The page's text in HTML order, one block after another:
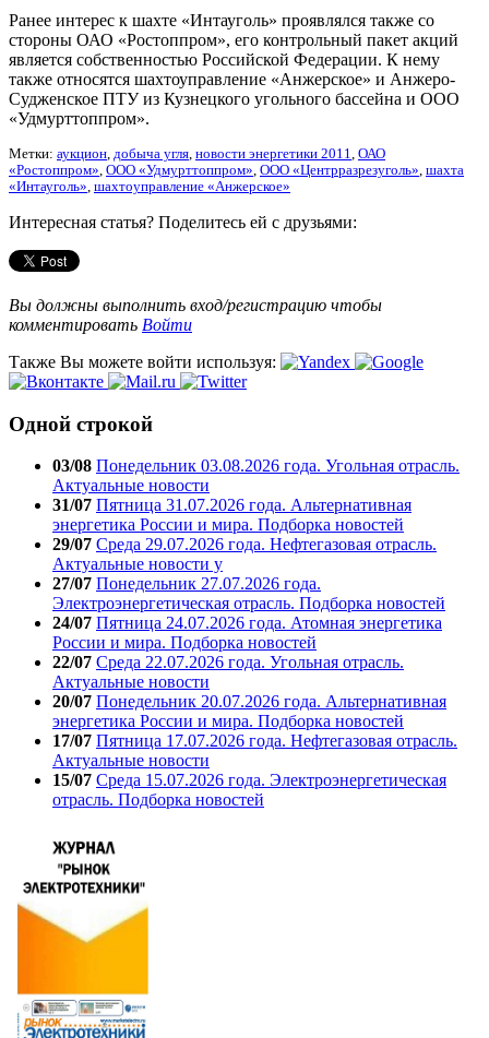
Ранее интерес к шахте «Интауголь» проявлялся также со
стороны ОАО «Ростоппром», его контрольный пакет акций
является собственностью Российской Федерации. К нему
также относятся шахтоуправление «Анжерское» и Анжеро-
Судженское ПТУ из Кузнецкого угольного бассейна и ООО
«Удмурттоппром».
Метки: аукцион, добыча угля, новости энергетики 2011, ОАО
«Ростоппром», ООО «Удмурттоппром», ООО «Центрразрезуголь», шахта
«Интауголь», шахтоуправление «Анжерское»
Интересная статья? Поделитесь ей с друзьями:
Вы должны выполнить вход/регистрацию чтобы
комментировать Войти
Также Вы можете войти используя:
Одной строкой
03/08 Понедельник 03.08.2026 года. Угольная отрасль.
Актуальные новости
31/07 Пятница 31.07.2026 года. Альтернативная
энергетика России и мира. Подборка новостей
29/07 Среда 29.07.2026 года. Нефтегазовая отрасль.
Актуальные новости у
27/07 Понедельник 27.07.2026 года.
Электроэнергетическая отрасль. Подборка новостей
24/07 Пятница 24.07.2026 года. Атомная энергетика
России и мира. Подборка новостей
22/07 Среда 22.07.2026 года. Угольная отрасль.
Актуальные новости
20/07 Понедельник 20.07.2026 года. Альтернативная
энергетика России и мира. Подборка новостей
17/07 Пятница 17.07.2026 года. Нефтегазовая отрасль.
Актуальные новости
15/07 Среда 15.07.2026 года. Электроэнергетическая
отрасль. Подборка новостей